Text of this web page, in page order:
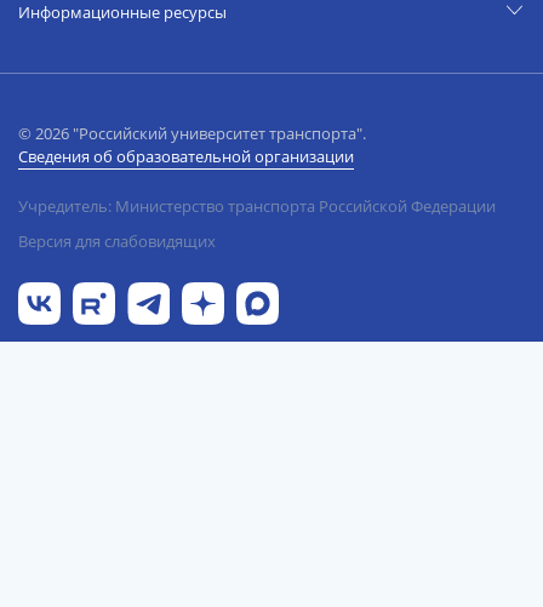
Информационные ресурсы
© 2026 "Российский университет транспорта".
Сведения об образовательной организации
Учредитель: Министерство транспорта Российской Федерации
Версия для слабовидящих